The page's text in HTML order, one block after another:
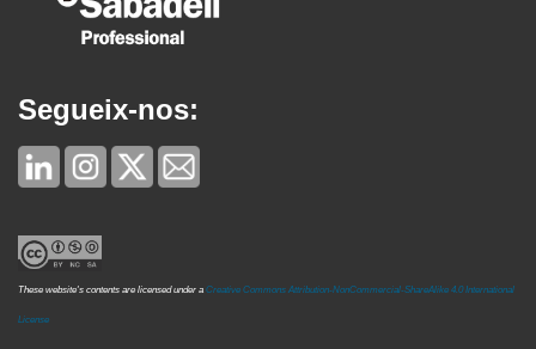
Segueix-nos:
These website's contents are licensed under a Creative Commons Attribution-NonCommercial-ShareAlike 4.0 International
License